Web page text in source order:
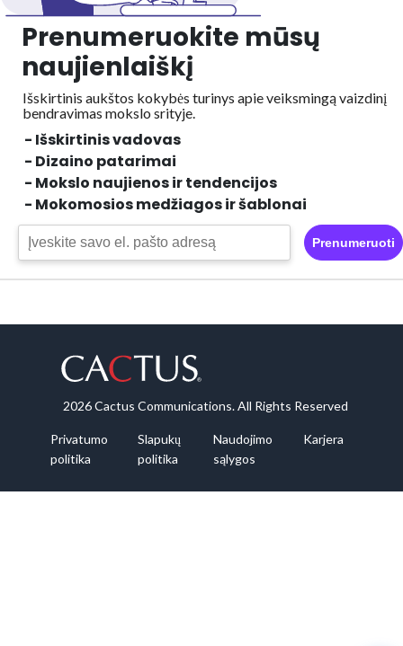
Prenumeruokite mūsų
naujienlaiškį
Išskirtinis aukštos kokybės turinys apie veiksmingą vaizdinį
bendravimas mokslo srityje.
- Išskirtinis vadovas
- Dizaino patarimai
- Mokslo naujienos ir tendencijos
- Mokomosios medžiagos ir šablonai
Prenumeruoti
2026 Cactus Communications. All Rights Reserved
Privatumo
politika
Slapukų
politika
Naudojimo
sąlygos
Karjera